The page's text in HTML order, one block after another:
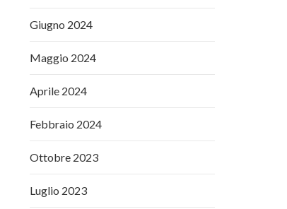
Giugno 2024
Maggio 2024
Aprile 2024
Febbraio 2024
Ottobre 2023
Luglio 2023